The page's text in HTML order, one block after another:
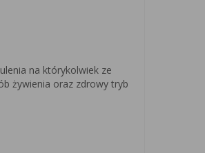
na którykolwiek ze
żywienia oraz zdrowy tryb